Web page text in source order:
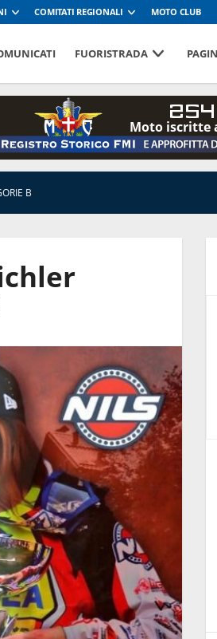
COMITATI REGIONALI MOTO CLUB
FUORISTRADA
Moto iscritte
»
B
scomparsa del
Gianluca
2026